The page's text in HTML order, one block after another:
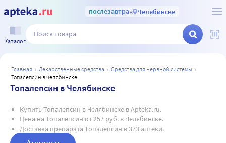
послезавтрав Челябинске
Каталог
главная лекарственные средства
средства для нервной системы
топалепсин в челябинске
Топалепсин в Челябинске
Купить Топалепсин в Челябинске в Apteka.ru.
Цена на Топалепсин от 257 руб. в Челябинске.
Доставка препарата Топалепсин в 373 аптеки.